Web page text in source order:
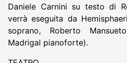
Daniele Carnini su testo di
verrà eseguita da
soprano, Roberto
Madrigal pianoforte).